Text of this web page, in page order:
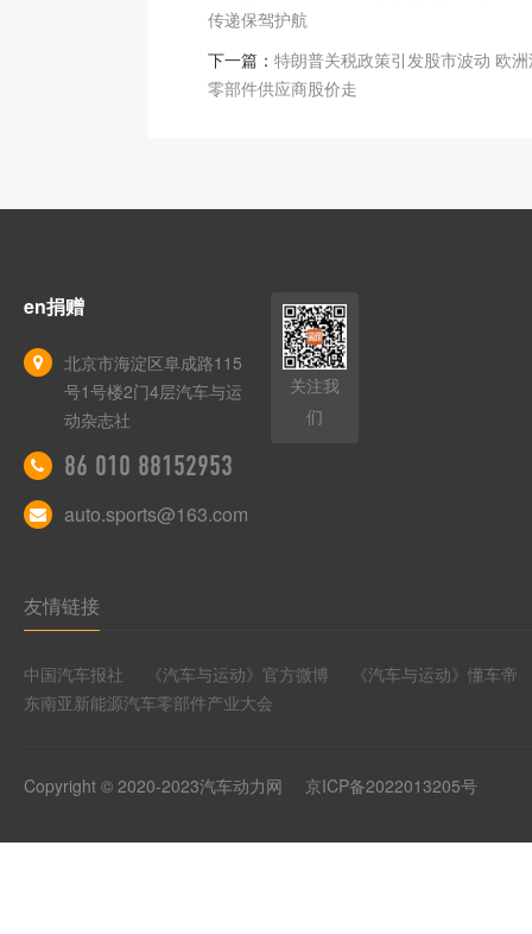
传递保驾护航
下一篇： 特朗普关税政策引发股市波动 欧
零部件供应商股价走
en捐赠
北京市海淀区阜成路115
号1号楼2门4层汽车与运
动杂志社
86 010 88152953
auto.sports@163.com
关注我
们
友情链接
中国汽车报社 《汽车与运动》官方微博
《汽车与运动》懂车帝
东南亚新能源汽车零部件产业大会
Copyright © 2020-2023汽车动力网 京ICP备2022013205号